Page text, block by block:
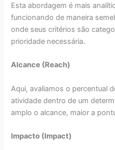
Esta abordagem é mais
funcionando de maneira
onde seus critérios são
prioridade necessária.
Alcance (Reach)
Aqui, avaliamos o percentual
atividade dentro de um
amplo o alcance, maior a
Impacto (Impact)